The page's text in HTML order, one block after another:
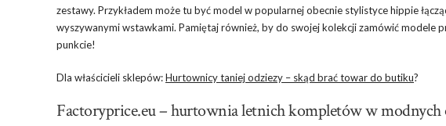
zestawy. Przykładem może tu być model w popularnej obecnie stylistyce hippie
wyszywanymi wstawkami. Pamiętaj również, by do swojej kolekcji zamówić modele
punkcie!
Dla właścicieli sklepów:Hurtownicy taniej odziezy – skąd brać towar do butiku?
Factoryprice.eu – hurtownia letnich kompletów w modnych